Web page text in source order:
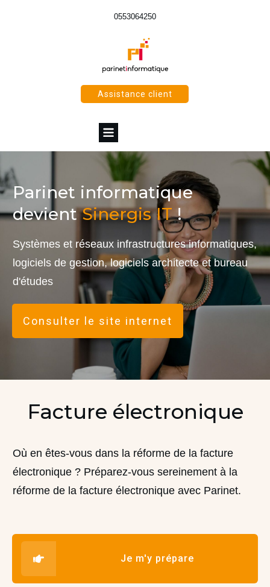
0553064250
Assistance client
Parinet informatique
devientSinergis IT!
Systèmes et réseaux infrastructures informatiques,
logiciels de gestion, logiciels architecte et bureau
d'études
Consulter le site internet
Facture électronique
Où en êtes-vous dans la réforme de la facture
électronique ? Préparez-vous sereinement à la
réforme de la facture électronique avec Parinet.
Je m'y prépare